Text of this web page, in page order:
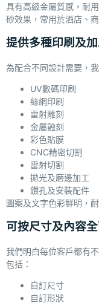
具有高級金屬質感，耐
砂效果，常用於酒店、
提供多種印刷及
為配合不同設計需要，
UV數碼印刷
絲網印刷
雷射雕刻
金屬蝕刻
彩色貼膜
CNC精密切割
雷射切割
拋光及磨邊加工
鑽孔及安裝配件
圖案及文字色彩鮮明，
可按尺寸及內容
我們明白每位客戶都有
包括：
自訂尺寸
自訂形狀